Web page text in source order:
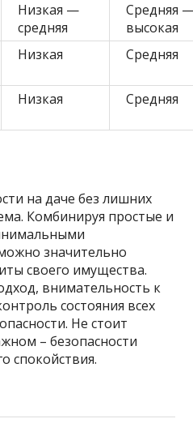
Низкая —
средняя
Средняя
высокая
Низкая Средняя
Низкая Средняя
на даче без лишних
Комбинируя простые и
значительно
своего имущества.
внимательность к
состояния всех
Не стоит
– безопасности
спокойствия.